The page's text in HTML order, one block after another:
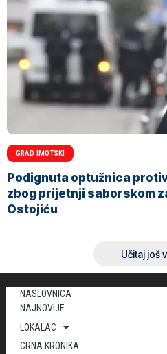
GRAD IMOTSKI
Podignuta optužnica
zbog prijetnji saborskom
Ostojiću
Učitaj još
NASLOVNICA
NAJNOVIJE
LOKALAC
CRNA KRONIKA